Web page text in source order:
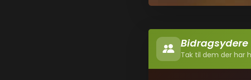
Bidragsydere
Tak til dem der har